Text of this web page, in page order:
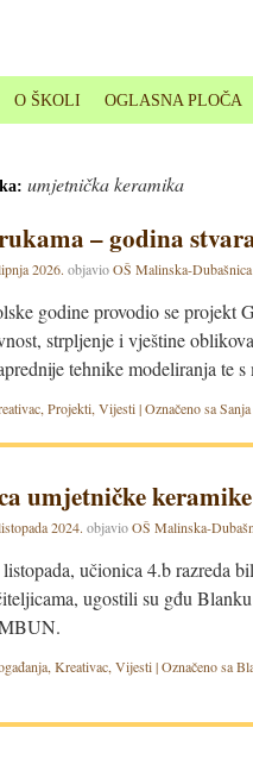
O ŠKOLI OGLASNA PLOČA
umjetnička keramika
– godina
2026. objavioOŠ Malinska-Dubašnica
godine provodio se projekt
strpljenje i vještine
tehnike modeliranja te
, Projekti, Vijesti|Označeno sa
umjetničke keramike
2024. objavioOŠ Malinska-
učionica 4.b razreda
ugostili su gđu
, Kreativac, Vijesti|Označeno sa